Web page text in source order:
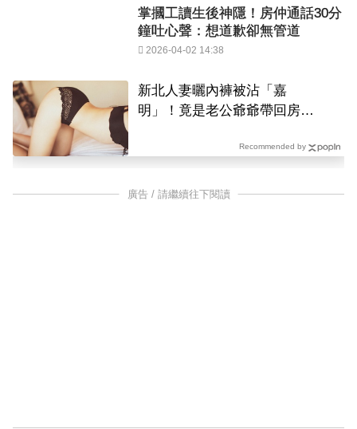
掌摑工讀生後神隱！房仲通話30分
鐘吐心聲：想道歉卻無管道
2026-04-02 14:38
新北人妻曬內褲被沾「嘉
明」！竟是老公爺爺帶回房磨
Recommended by
廣告 / 請繼續往下閱讀